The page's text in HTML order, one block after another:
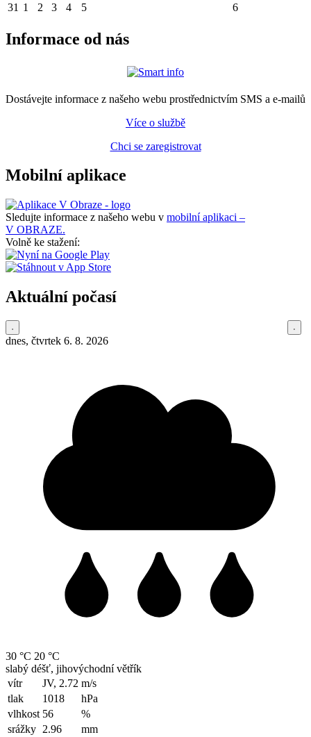
31 1 2 3 4 5 6
Informace od nás
Dostávejte informace z našeho webu prostřednictvím SMS a e-mailů
Více o službě
Chci se zaregistrovat
Mobilní aplikace
Sledujte informace z našeho webu v mobilní aplikaci –
V OBRAZE.
Volně ke stažení:
Aktuální počasí
dnes, čtvrtek 6. 8. 2026
30 °C 20 °C
slabý déšť, jihovýchodní větřík
vítr
JV, 2.72 m/s
tlak
1018
hPa
vlhkost 56
%
srážky 2.96
mm